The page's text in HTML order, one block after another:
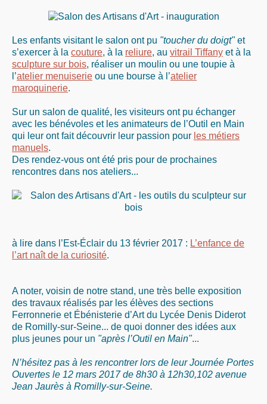
Les enfants visitant le salon ont pu "toucher du doigt"et
s’exercer à la couture, à la reliure, au vitrail Tiffany et à la
sculpture sur bois, réaliser un moulin ou une toupie à
l’atelier menuiserie ou une bourse à l’atelier
maroquinerie.
Sur un salon de qualité, les visiteurs ont pu échanger
avec les bénévoles et les animateurs de l’Outil en Main
qui leur ont fait découvrir leur passion pour les métiers
manuels.
Des rendez-vous ont été pris pour de prochaines
rencontres dans nos ateliers...
à lire dans l’Est-Éclair du 13 février 2017 : L’enfance de
l’art naît de la curiosité.
A noter, voisin de notre stand, une très belle exposition
des travaux réalisés par les élèves des sections
Ferronnerie et Ébénisterie d’Art du Lycée Denis Diderot
de Romilly-sur-Seine... de quoi donner des idées aux
plus jeunes pour un "après l’Outil en Main"...
N’hésitez pas à les rencontrer lors de leur Journée Portes
Ouvertes le 12 mars 2017 de 8h30 à 12h30,102 avenue
Jean Jaurès à Romilly-sur-Seine.